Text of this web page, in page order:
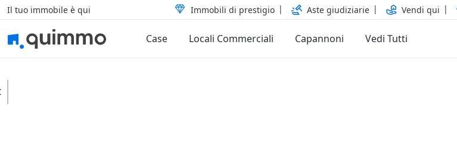
Il tuo immobile è qui Immobili di prestigio Aste giudiziarie Vendi qui
Case Locali Commerciali Capannoni Vedi Tutti